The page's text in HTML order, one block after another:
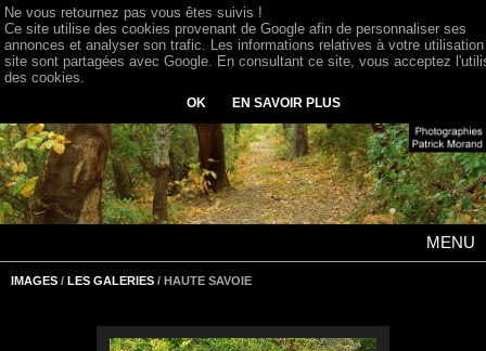
MENU
IMAGES / LES GALERIES / HAUTE SAVOIE
Ne vous retournez pas vous êtes suivis !
Ce site utilise des cookies provenant de Google afin de personnaliser ses
annonces et analyser son trafic. Les informations relatives à votre
site sont partagées avec Google. En consultant ce site, vous acceptez
des cookies.
OK EN SAVOIR PLUS